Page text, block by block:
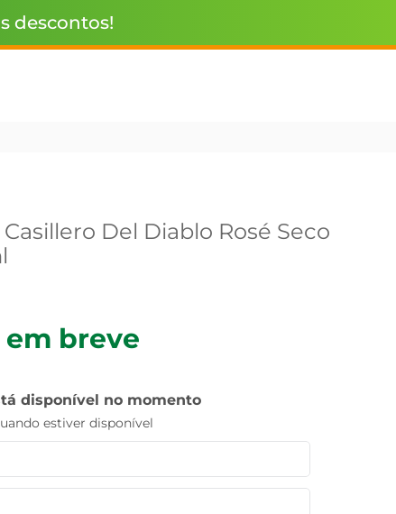
descontos!
Del Diablo Rosé Seco
breve
disponível no momento
estiver disponível